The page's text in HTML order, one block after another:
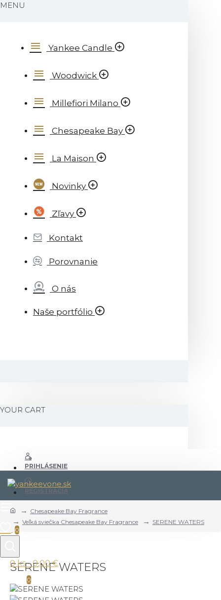
MENU
Yankee Candle
Woodwick
Millefiori Milano
Chesapeake Bay
La Maison
Novinky
Zľavy
Kontakt
Porovnanie
O nás
Naše portfólio
YOUR CART
PRIHLÁSENIE
REGISTRÁCIA
0
0 ks - 0,00 €
0
Chesapeake Bay Fragrance
Veľká sviečka Chesapeake Bay Fragrance
SERENE WATERS
SERENE WATERS